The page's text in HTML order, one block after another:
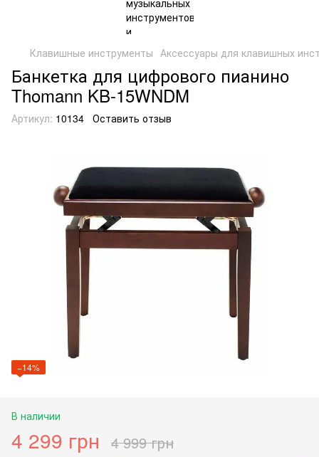
Клавишные инструменты Аксессуары для клавишных
Банкетка для цифрового пианино
Thomann KB-15WNDM
Артикул: 10134 Оставить отзыв
−14%
В наличии
4 299 грн 4 999 грн